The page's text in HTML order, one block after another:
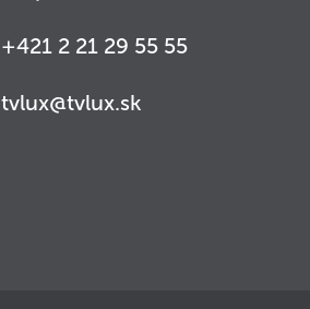
+421 2 21 29 55 55
tvlux@tvlux.sk